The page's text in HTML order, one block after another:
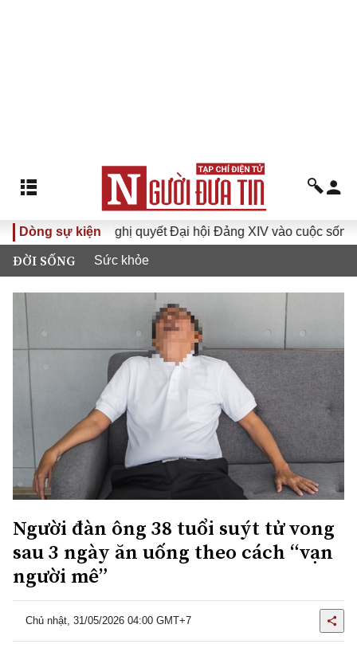
Dòng sự kiện
Đưa Nghị quyết Đại hội Đảng XIV vào cuộc sống
ĐỜI SỐNG Sức khỏe
Người đàn ông 38 tuổi suýt tử vong
sau 3 ngày ăn uống theo cách “vạn
người mê”
Chủ nhật, 31/05/2026 04:00 GMT+7